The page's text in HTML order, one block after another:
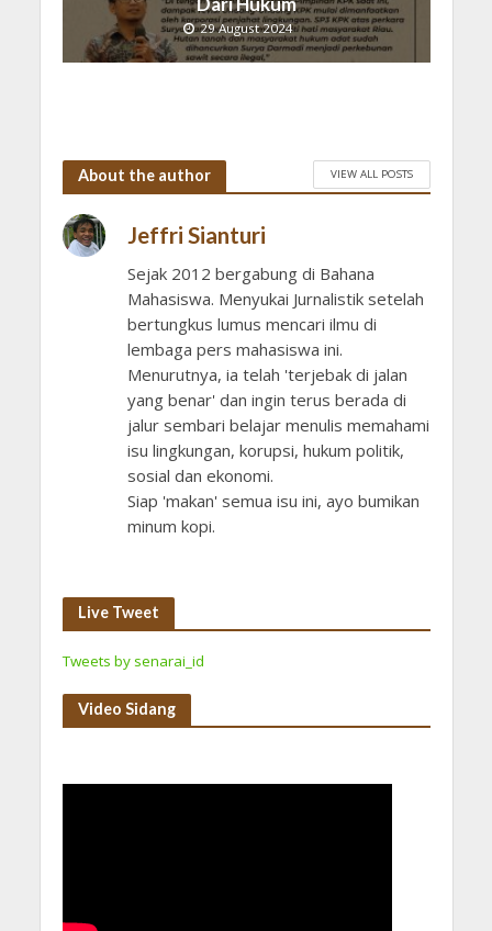
29 August 2024
About the author VIEW ALL POSTS
Jeffri Sianturi
Sejak 2012 bergabung di Bahana
Mahasiswa. Menyukai Jurnalistik setelah
bertungkus lumus mencari ilmu di
lembaga pers mahasiswa ini.
Menurutnya, ia telah 'terjebak di jalan
yang benar' dan ingin terus berada di
jalur sembari belajar menulis memahami
isu lingkungan, korupsi, hukum politik,
sosial dan ekonomi.
Siap 'makan' semua isu ini, ayo bumikan
minum kopi.
Live Tweet
Tweets by senarai_id
Video Sidang